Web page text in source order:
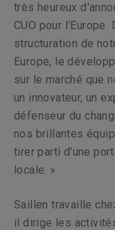
très heureux
CUO pour
structuration de
Europe, le
sur le marché que
un innovateur, un
défenseur du
nos brillantes
tirer parti d'une
locale. »
Saillen travaille
il dirige les